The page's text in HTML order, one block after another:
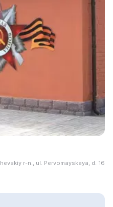
r-n., ul. Pervomayskaya, d. 16